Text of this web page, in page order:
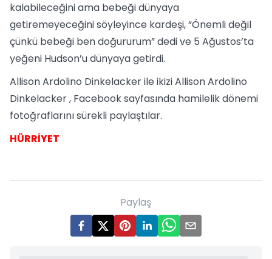
kalabileceğini ama bebeği dünyaya
getiremeyeceğini söyleyince kardeşi, “Önemli değil
çünkü bebeği ben doğururum” dedi ve 5 Ağustos’ta
yeğeni Hudson’u dünyaya getirdi.
Allison Ardolino Dinkelacker ile ikizi Allison Ardolino
Dinkelacker , Facebook sayfasında hamilelik dönemi
fotoğraflarını sürekli paylaştılar.
HÜRRİYET
Paylaş